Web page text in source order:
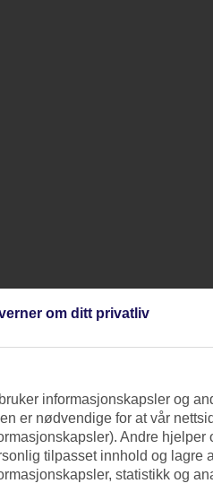
håndteres med samme
smaker og vakker presentasjon
At så mange vil tilbake år etter
I dag er de verdensledende, men
og velger en beliggenhet nær
om ditt privatliv
informasjonskapsler og
er nødvendige for at vår
Andre
tilpasset innhold og lagre
statistikk og